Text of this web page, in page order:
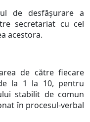
de desfăşurare a
secretariat cu cel
acestora.
de către fiecare
la 1 la 10, pentru
stabilit de comun
în procesul-verbal